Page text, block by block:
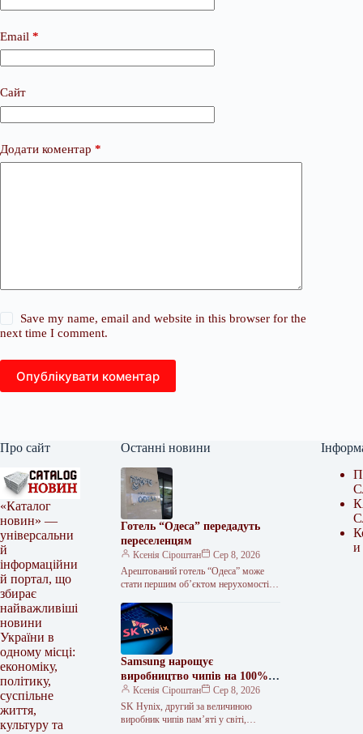
Email *
Сайт
Додати коментар *
Save my name, email and website in this browser for the
next time I comment.
Опублікувати коментар
Про сайт
«Каталог
новин» —
універсальни
й
інформаційни
й портал, що
збирає
найважливіші
новини
України в
одному місці:
економіку,
політику,
суспільне
життя,
культуру та
Останні новини
Готель “Одеса” передадуть
переселенцям
Ксенія Сіроштан
Сер 8, 2026
Арештований готель “Одеса” може
стати першим об’єктом нерухомості,
тимчасового проживання внутрішньо
переміщених осіб (ВПО). Про…
Samsung нарощує
виробництво чипів на 100% з
інвестиціями $38 мільярдів
Ксенія Сіроштан
Сер 8, 2026
SK Hynix, другий за величиною
виробник чипів пам’яті у світі,
и